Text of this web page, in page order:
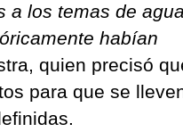
a los temas de
habían
quien precisó
para que se